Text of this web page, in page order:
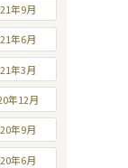
年9月
年6月
年3月
年12月
年9月
年6月